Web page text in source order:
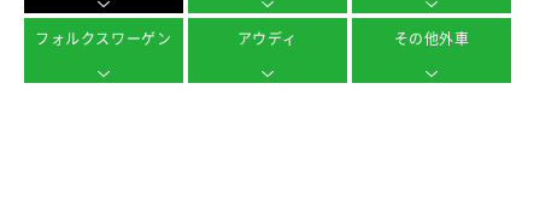
フォルクスワーゲン アウディ その他外車